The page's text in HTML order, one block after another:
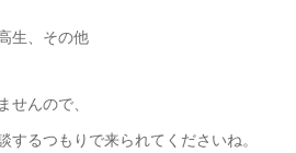
生、その他
せんので、
するつもりで来られてくださいね。